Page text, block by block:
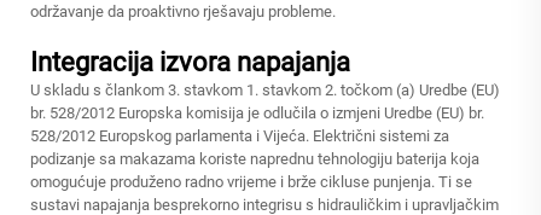
održavanje da proaktivno rješavaju probleme.
Integracija izvora napajanja
U skladu s člankom 3. stavkom 1. stavkom 2. točkom (a) Uredbe (EU)
br. 528/2012 Europska komisija je odlučila o izmjeni Uredbe (EU) br.
528/2012 Europskog parlamenta i Vijeća. Električni sistemi za
podizanje sa makazama koriste naprednu tehnologiju baterija koja
omogućuje produženo radno vrijeme i brže cikluse punjenja. Ti se
sustavi napajanja besprekorno integrisu s hidrauličkim i upravljačkim